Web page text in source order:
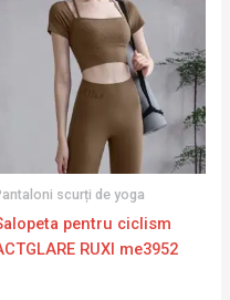
scurți de yoga
pentru ciclism
RUXI me3952